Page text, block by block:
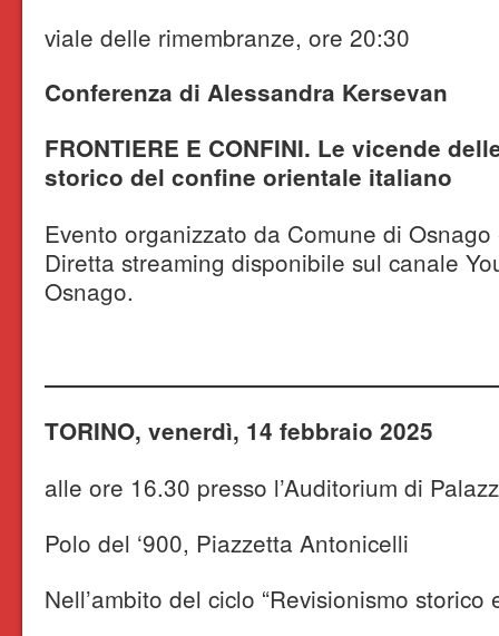
viale delle rimembranze, ore 20:30
Conferenza di Alessandra Kersevan
FRONTIERE E CONFINI. Le vicende
storico del confine orientale italiano
Evento organizzato da Comune di
Diretta streaming disponibile sul canale
Osnago.
TORINO, venerdì, 14 febbraio 2025
alle ore 16.30 presso l’Auditorium di
Polo del ‘900, Piazzetta Antonicelli
Nell’ambito del ciclo “Revisionismo storico